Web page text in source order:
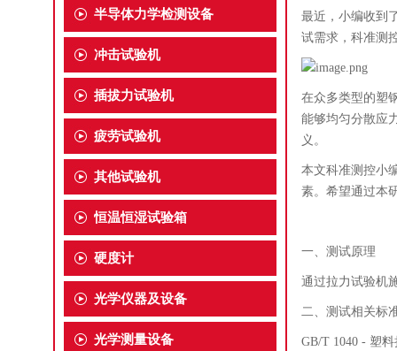
半导体力学检测设备
冲击试验机
插拔力试验机
疲劳试验机
其他试验机
恒温恒湿试验箱
硬度计
光学仪器及设备
光学测量设备
最近，小编收到
试需求，科准测
在众多类型的塑
能够均匀分散应
义。
本文科准测控小
素。希望通过本
一、测试原理
通过拉力试验机
二、测试相关标
GB/T 1040 - 塑